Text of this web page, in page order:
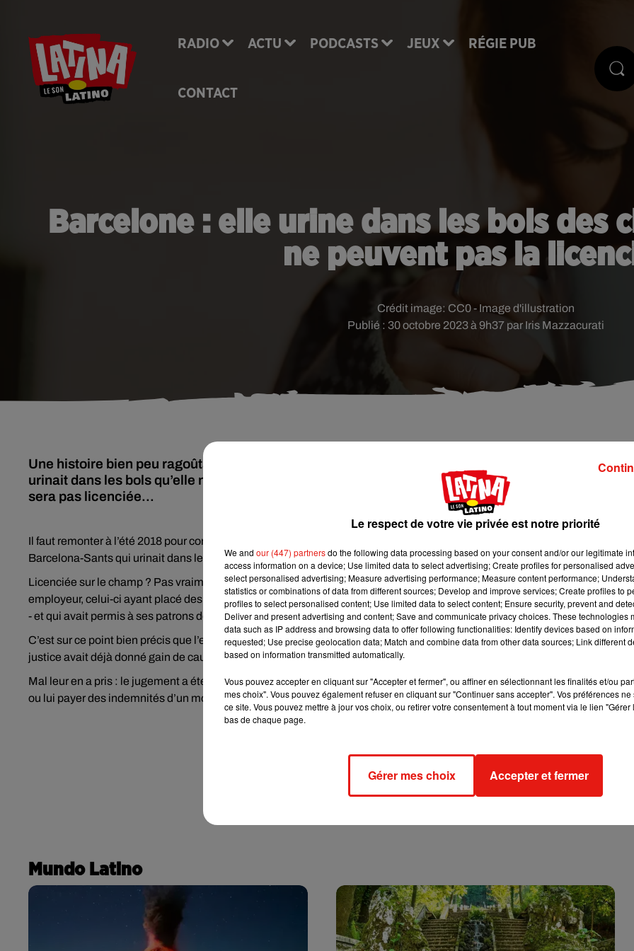
RADIO ACTU PODCASTS JEUX RÉGIE PUB
CONTACT
Barcelone : elle urine dans les bols des
ne peuvent pas la
Publié : 30 octobre 2023 à 9h37 par Iris Mazzacurati
Crédit image: CC0 - Image d'illustration
Une histoire bien peu ragoûtante et à peine croyable : l’employée d’un restaurant de Barcelone
urinait dans les bols qu’elle ne rinçait presque pas avant de les remettre en service. Pourtant, elle
sera pas licenciée...
Il faut remonter à l’été 2018 pour constater les dégoûtants méfaits de cette employée d’une cafétéria de la gare de
Barcelona-Sants qui urinait dans les bols destinés aux clients après ne les avoir que sommairement rincés.
Licenciée sur le champ ? Pas vraiment. La meilleure défense étant l’attaque, l’employée a porté plainte contre son
employeur, celui-ci ayant placé des caméras dans les vestiaires dédiés au personnel - où l’indélicate commettait ses
- et qui avait permis à ses patrons de la surprendre en flagrant délit.
C’est sur ce point bien précis que l’employée a gagné son combat : les caméras sont interdites dans les vestiaires et la
justice avait déjà donné gain de cause à l’employée en 2020, face à ses employeurs qui avaient fait appel.
Mal leur en a pris : le jugement a été rendu et l’entreprise doit réintégrer sa salariée, avec règlement des arriérés de
ou lui payer des indemnités d’un montant de plus de 25 000 €.
Mundo Latino
Le respect de votre vie privée est notre priorité
We and our (447) partnersdo the following data processing based on your consent and/or our legitimate
access information on a device; Use limited data to select advertising; Create profiles for personalised
select personalised advertising; Measure advertising performance; Measure content performance;
statistics or combinations of data from different sources; Develop and improve services; Create profiles to
profiles to select personalised content; Use limited data to select content; Ensure security, prevent and
Deliver and present advertising and content; Save and communicate privacy choices. These technologies
data such as IP address and browsing data to offer following functionalities: Identify devices based on
requested; Use precise geolocation data; Match and combine data from other data sources; Link different
based on information transmitted automatically.
Vous pouvez accepter en cliquant sur "Accepter et fermer", ou affiner en sélectionnant les finalités et/ou
mes choix". Vous pouvez également refuser en cliquant sur "Continuer sans accepter". Vos préférences
ce site. Vous pouvez mettre à jour vos choix, ou retirer votre consentement à tout moment via le lien
bas de chaque page.
Gérer mes choix Accepter et fermer